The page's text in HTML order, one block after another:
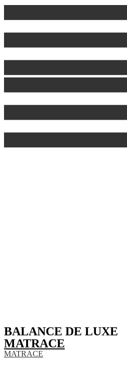
Preskočiť
BALANCE DE LUXE
MATRACE
MATRACE